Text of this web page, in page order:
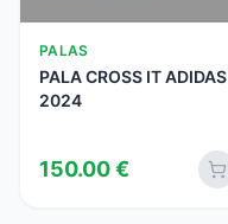
PALAS
PALA CROSS IT ADIDAS
2024
150.00€